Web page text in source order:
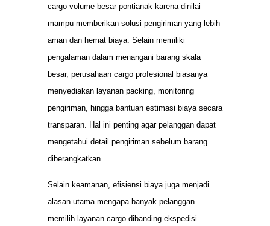
cargo volume besar pontianak karena dinilai
mampu memberikan solusi pengiriman yang lebih
aman dan hemat biaya. Selain memiliki
pengalaman dalam menangani barang skala
besar, perusahaan cargo profesional biasanya
menyediakan layanan packing, monitoring
pengiriman, hingga bantuan estimasi biaya secara
transparan. Hal ini penting agar pelanggan dapat
mengetahui detail pengiriman sebelum barang
diberangkatkan.
Selain keamanan, efisiensi biaya juga menjadi
alasan utama mengapa banyak pelanggan
memilih layanan cargo dibanding ekspedisi